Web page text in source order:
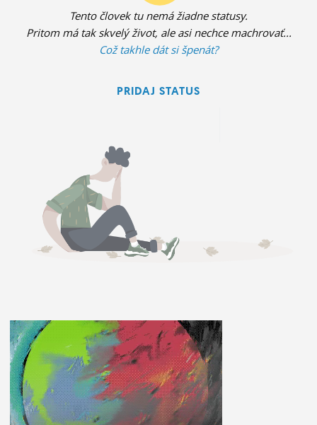
FÓRUM
STATUSY
MÔJ PROFIL
NASTAVENIA
ROLETA
Tento človek tu nemá žiadne statusy.
Pritom má tak skvelý život, ale asi nechce machrovať...
Což takhle dát si špenát?
PRIDAJ STATUS